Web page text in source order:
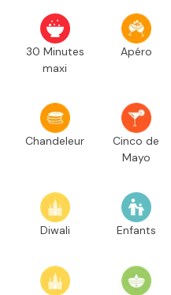
30 Minutes
maxi
Apéro
Chandeleur
Cinco de
Mayo
Diwali Enfants